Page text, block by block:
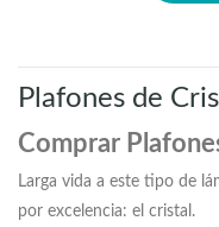
Plafones de
Comprar
Larga vida a este tipo de
por excelencia: el cristal.